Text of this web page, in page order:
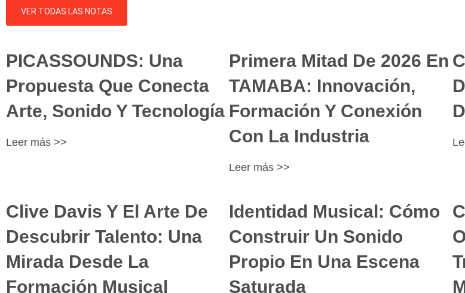
VER TODAS LAS NOTAS
PICASSOUNDS: Una
Propuesta Que Conecta
Arte, Sonido Y Tecnología
Leer más >>
Primera Mitad De 2026 En
TAMABA: Innovación,
Formación Y Conexión
Con La Industria
Leer más >>
Clive Davis Y El Arte De
Descubrir Talento: Una
Mirada Desde La
Formación Musical
Identidad Musical: Cómo
Construir Un Sonido
Propio En Una Escena
Saturada